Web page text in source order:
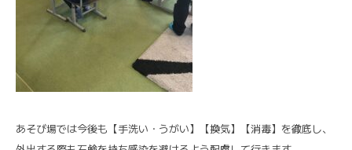
あそび場では今後も【手洗い・うがい】【換気】【消毒】を徹底し、